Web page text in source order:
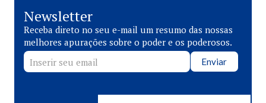
Newsletter
Receba direto no seu e-mail um resumo das nossas
melhores apurações sobre o poder e os poderosos.
Enviar